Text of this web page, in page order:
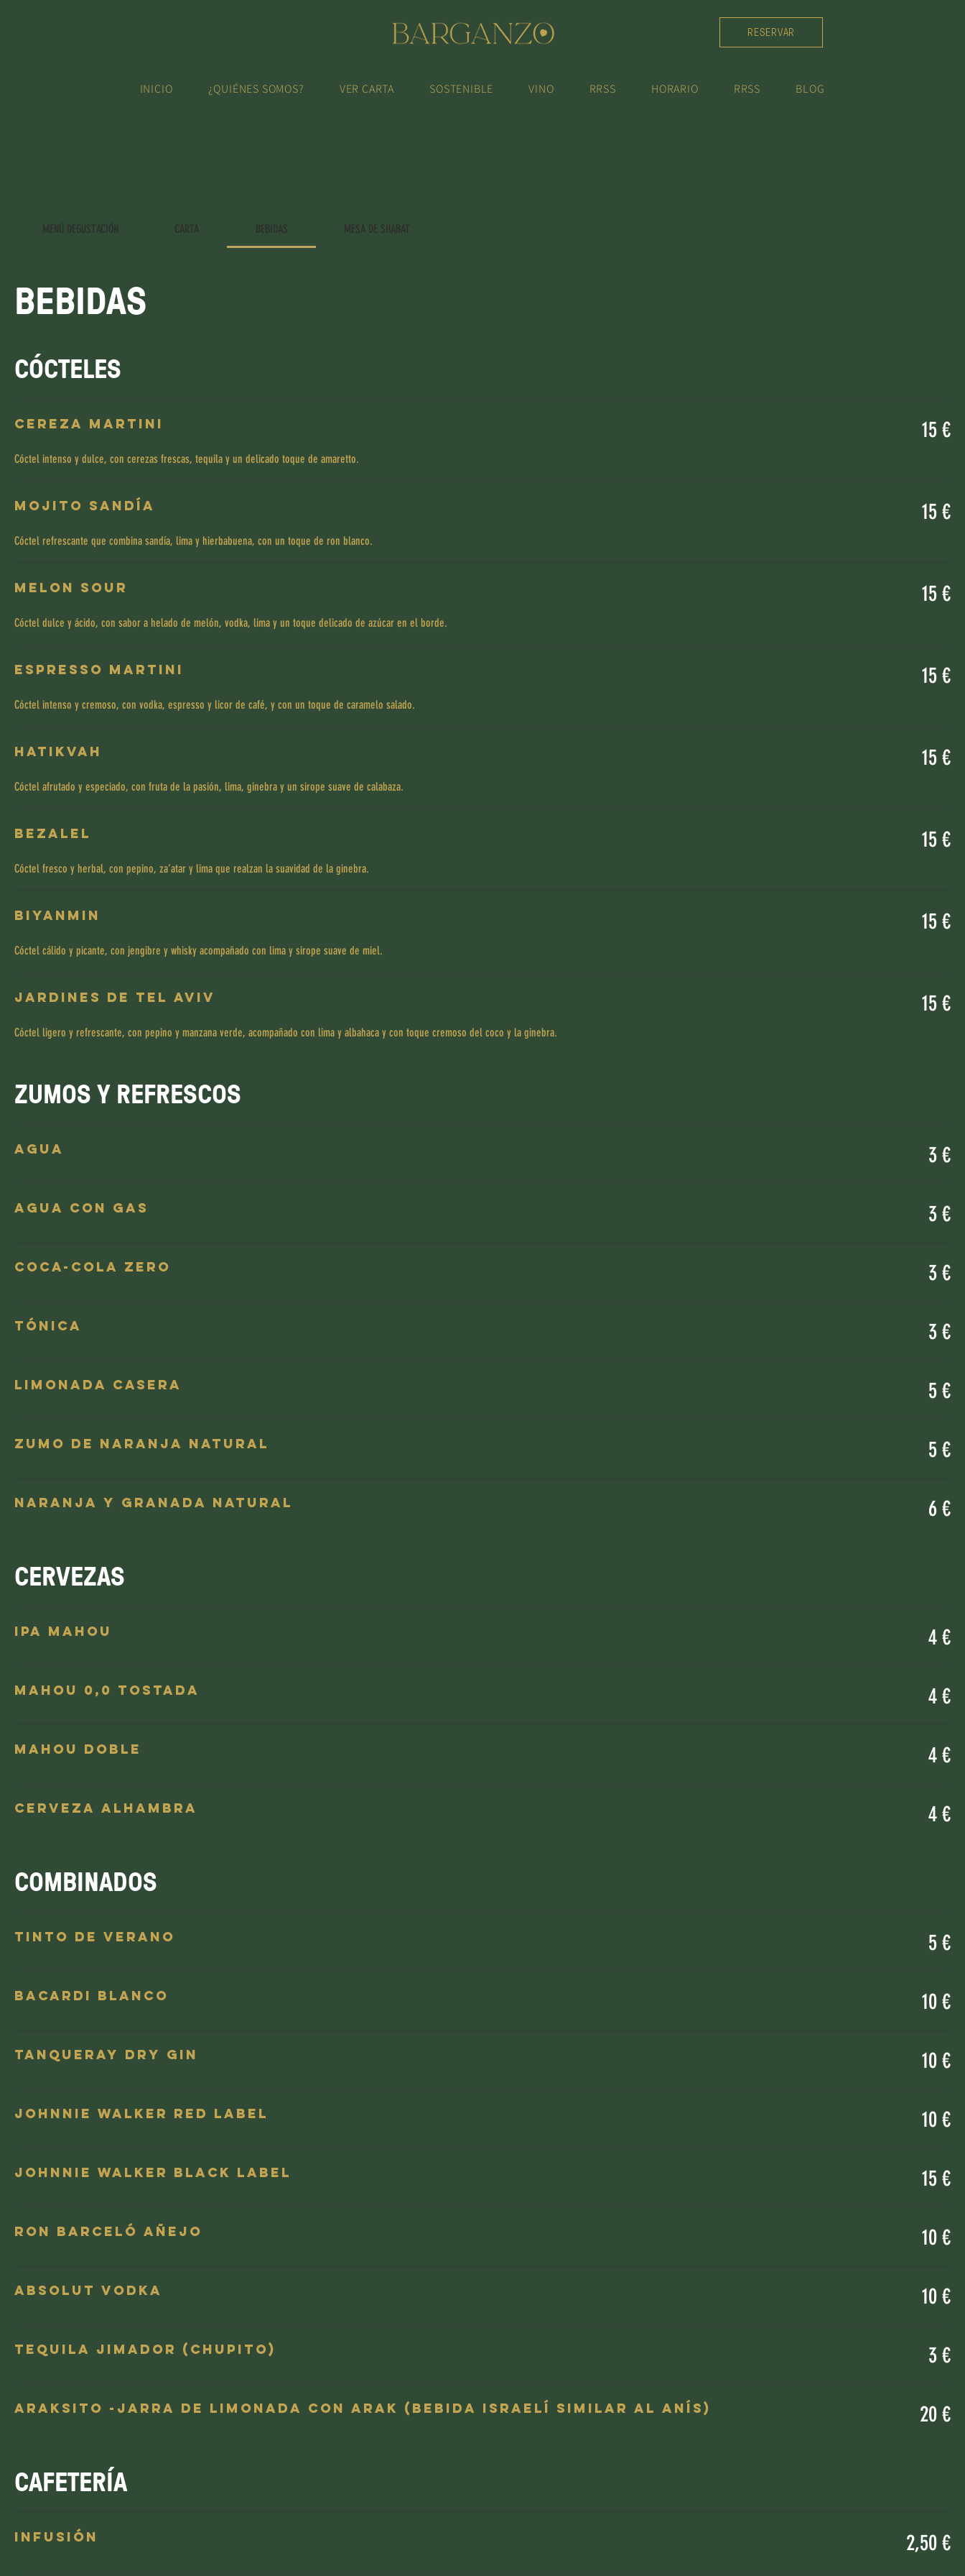
RESERVAR
INICIO ¿QUIÉNES SOMOS? VER CARTA SOSTENIBLE VINO RRSS HORARIO RRSS BLOG
MENÚ DEGUSTACIÓN CARTA BEBIDAS MESA DE SHABAT
BEBIDAS
CÓCTELES
Cereza Martini
Cóctel intenso y dulce, con cerezas frescas, tequila y un delicado toque de amaretto.
15 €
Mojito Sandía
Cóctel refrescante que combina sandía, lima y hierbabuena, con un toque de ron blanco.
15 €
Melon Sour
Cóctel dulce y ácido, con sabor a helado de melón, vodka, lima y un toque delicado de azúcar en el borde.
15 €
Espresso Martini
Cóctel intenso y cremoso, con vodka, espresso y licor de café, y con un toque de caramelo salado.
15 €
Hatikvah
Cóctel afrutado y especiado, con fruta de la pasión, lima, ginebra y un sirope suave de calabaza.
15 €
Bezalel
Cóctel fresco y herbal, con pepino, za’atar y lima que realzan la suavidad de la ginebra.
15 €
Biyanmin
Cóctel cálido y picante, con jengibre y whisky acompañado con lima y sirope suave de miel.
15 €
Jardines de Tel Aviv
Cóctel ligero y refrescante, con pepino y manzana verde, acompañado con lima y albahaca y con toque cremoso del coco y la ginebra.
15 €
ZUMOS Y REFRESCOS
Agua 3 €
Agua con gas 3 €
Coca-Cola Zero 3 €
Tónica 3 €
Limonada casera 5 €
Zumo de Naranja Natural 5 €
Naranja y Granada Natural 6 €
CERVEZAS
IPA Mahou 4 €
Mahou 0,0 tostada 4 €
Mahou doble 4 €
Cerveza Alhambra 4 €
COMBINADOS
Tinto de Verano 5 €
Bacardi Blanco 10 €
Tanqueray Dry Gin 10 €
Johnnie Walker Red Label 10 €
Johnnie Walker Black Label 15 €
Ron Barceló Añejo 10 €
Absolut Vodka 10 €
Tequila Jimador (chupito) 3 €
Araksito -Jarra de limonada con Arak (bebida israelí similar al anís) 20 €
CAFETERÍA
Infusión 2,50 €